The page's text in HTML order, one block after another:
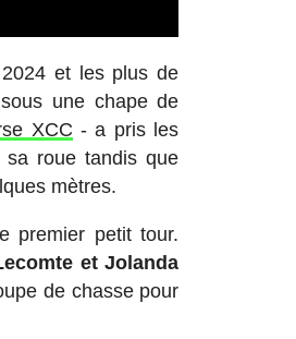
et les plus de
une chape de
XCC - a pris les
roue tandis que
mètres.
premier petit tour.
et Jolanda
de chasse pour